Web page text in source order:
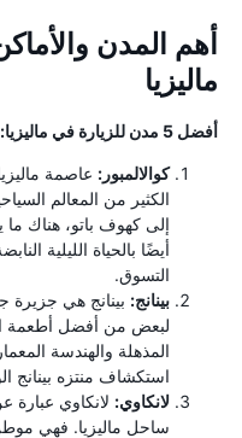
أهم المدن
ماليزيا
أفضل 5 مدن للزيارة في ماليزيا:
كوالالمبور: عاصمة
الكثير من المعالم
إلى كهوف باتو، هناك ما
أيضًا بالحياة الليلية
التسوق.
بينانج: بينانج هي
لبعض من أفضل أطعمة
المذهلة والهندسة
استكشاف منتزه بينانج
لانكاوي:
ساحل ماليزيا. فهي